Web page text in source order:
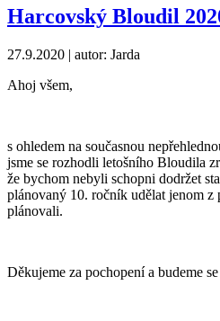
Harcovský Bloudil
27.9.2020 | autor: Jarda
Ahoj všem,
s ohledem na současnou
jsme se rozhodli letošního Bloudila
že bychom nebyli schopni dodržet
plánovaný 10. ročník udělat jenom z
plánovali.
Děkujeme za pochopení a budeme